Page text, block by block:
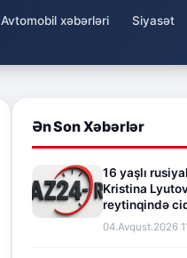
Avtomobil xəbərləri Siyasət
Ən Son Xəbərlər
16 yaşlı
Kristina
reytinqində
irəliləyişə
04.Avqust.2026